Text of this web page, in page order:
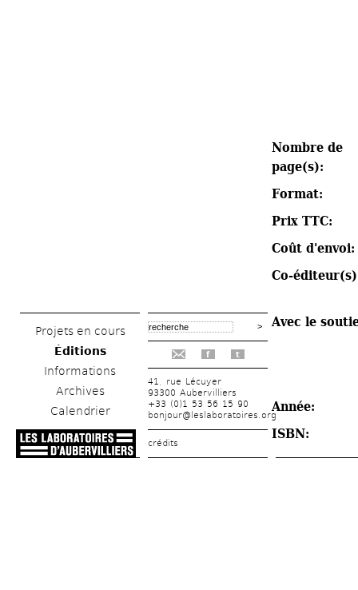
Projets en cours
Éditions
Informations
Archives
Calendrier
f t
41, rue Lécuyer
93300 Aubervilliers
+33 (0)1 53 56 15 90
bonjour@leslaboratoires.org
crédits
Nombre de
page(s):
Format:
Prix TTC:
Coût d'envoi:
Co-
Avec le
Année:
ISBN: